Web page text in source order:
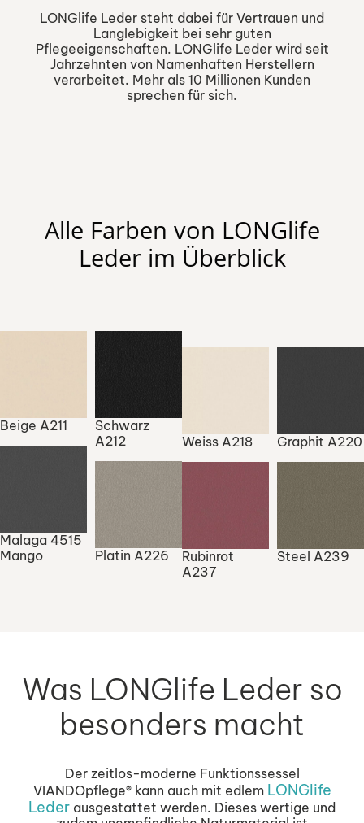
LONGlife Leder steht dabei für Vertrauen und
Langlebigkeit bei sehr guten
Pflegeeigenschaften. LONGlife Leder wird seit
Jahrzehnten von Namenhaften Herstellern
verarbeitet. Mehr als 10 Millionen Kunden
sprechen für sich.
Alle Farben von LONGlife
Leder im Überblick
Beige A211
Malaga 4515
Mango
Schwarz
A212
Platin A226
Weiss A218
Rubinrot
A237
Graphit A220
Steel A239
Was LONGlife Leder so
besonders macht​
Der zeitlos-moderne Funktionssessel
VIANDOpflege® kann auch mit edlem LONGlife
Leder ausgestattet werden. Dieses wertige und